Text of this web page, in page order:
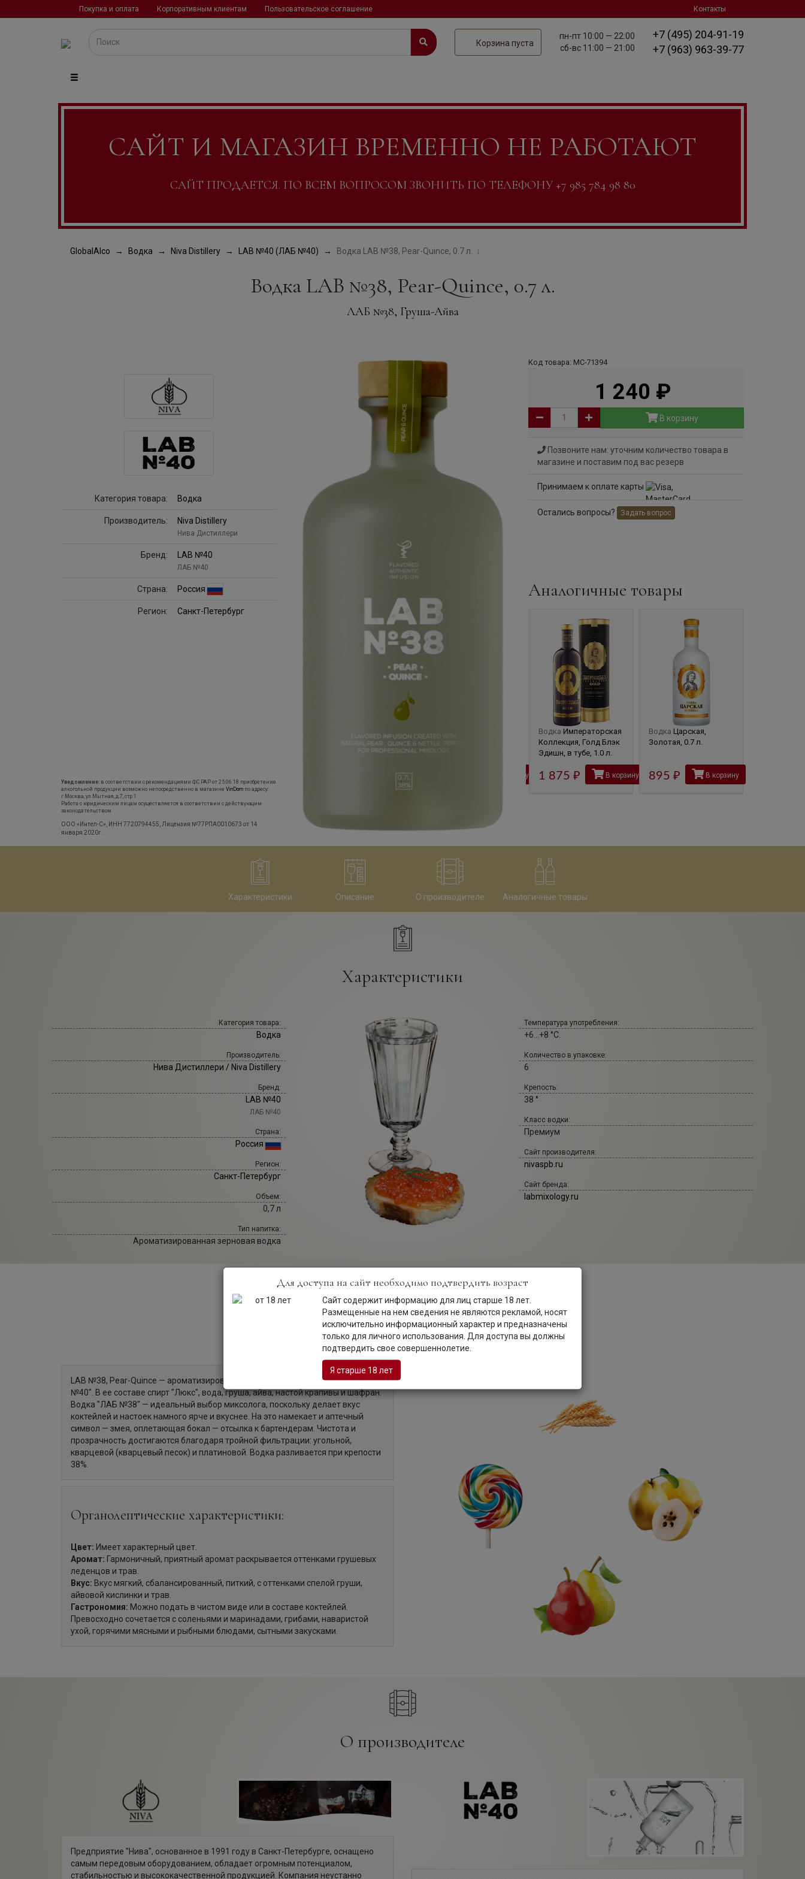
Покупка и оплата Корпоративным клиентам Пользовательское соглашение Контакты
Корзина пуста
пн-пт 10:00 — 22:00
сб-вс 11:00 — 21:00
+7 (495) 204-91-19
+7 (963) 963-39-77
САЙТ И МАГАЗИН ВРЕМЕННО НЕ РАБОТАЮТ
САЙТ ПРОДАЕТСЯ. ПО ВСЕМ ВОПРОСОМ ЗВОНИТЬ ПО ТЕЛЕФОНУ +7 985 784 98 80
GlobalAlco Водка Niva Distillery LAB №40 (ЛАБ №40) Водка LAB №38, Pear-Quince, 0.7 л.
Водка LAB №38, Pear-Quince, 0.7 л.
ЛАБ №38, Груша-Айва
Код товара: МС-71394
1 240
В корзину
Позвоните нам: уточним количество товара в
магазине и поставим под вас резерв
Принимаем к оплате карты
Остались вопросы? Задать вопрос
Аналогичные товары
LAB №40, 0.5 л.
В корзину
Cranberry-Mint, 0.7 л.
В корзину
Водка Императорская
Коллекция, Голд Блэк
Эдишн, в тубе, 1.0 л.
1 875 рубВ корзину
Водка Царская,
Золотая, 0.7 л.
895 рубВ корзину
Категория товара: Водка
Производитель: Niva Distillery
Нива Дистиллери
Бренд: LAB №40
ЛАБ №40
Страна: Россия
Регион: Санкт-Петербург
Уведомление: в соответствии с рекомендациями ФС РАР от 25.06.18 приобретение
алкогольной продукции возможно непосредственно в магазине VinDom по адресу:
г.Москва, ул.Мытная, д.7, стр.1
Работа с юридическим лицам осуществляется в соответствии с действующим
законодательством.
ООО «Интел-С», ИНН 7720794455, Лицензия №77РПА0010673 от 14
января 2020г.
Характеристики Описание О производителе Аналогичные товары
Характеристики
Категория товара:
Водка
Производитель:
Нива Дистиллери / Niva Distillery
Бренд:
LAB №40
ЛАБ №40
Страна:
Россия
Регион:
Санкт-Петербург
Объем:
0,7 л
Тип напитка:
Ароматизированная зерновая водка
Температура употребления:
+6...+8 °С.
Количество в упаковке:
6
Крепость:
38 °
Класс водки:
Премиум
Сайт производителя:
nivaspb.ru
Сайт бренда:
labmixology.ru
Описание
LAB №38, Pear-Quince — ароматизированная водка, созданная на основе "LAB
№40". В ее составе спирт "Люкс", вода, груша, айва, настой крапивы и шафран.
Водка "ЛАБ №38" — идеальный выбор миксолога, поскольку делает вкус
коктейлей и настоек намного ярче и вкуснее. На это намекает и аптечный
символ — змея, оплетающая бокал — отсылка к бартендерам. Чистота и
прозрачность достигаются благодаря тройной фильтрации: угольной,
кварцевой (кварцевый песок) и платиновой. Водка разливается при крепости
38%.
Органолептические характеристики:
Цвет: Имеет характерный цвет.
Аромат: Гармоничный, приятный аромат раскрывается оттенками грушевых
леденцов и трав.
Вкус: Вкус мягкий, сбалансированный, питкий, с оттенками спелой груши,
айвовой кислинки и трав.
Гастрономия: Можно подать в чистом виде или в составе коктейлей.
Превосходно сочетается с соленьями и маринадами, грибами, наваристой
ухой, горячими мясными и рыбными блюдами, сытными закусками.
О производителе
Предприятие "Нива", основанное в 1991 году в Санкт-Петербурге, оснащено
самым передовым оборудованием, обладает огромным потенциалом,
стабильностью и высококачественной продукцией. Компания неустанно
Для доступа на сайт необходимо подтвердить возраст
Сайт содержит информацию для лиц старше 18 лет.
Размещенные на нем сведения не являются рекламой, носят
исключительно информационный характер и предназначены
только для личного использования. Для доступа вы должны
подтвердить свое совершеннолетие.
Я старше 18 лет